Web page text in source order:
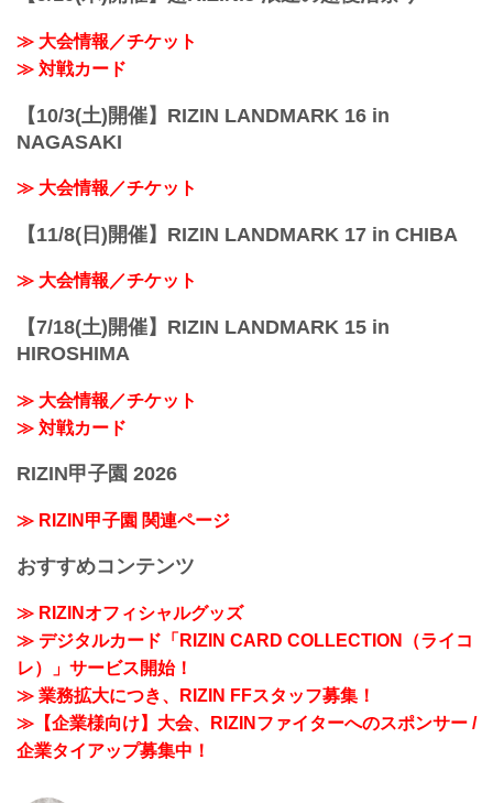
≫ 大会情報／チケット
≫ 対戦カード
【10/3(土)開催】RIZIN LANDMARK 16 in
NAGASAKI
≫ 大会情報／チケット
【11/8(日)開催】RIZIN LANDMARK 17 in CHIBA
≫ 大会情報／チケット
【7/18(土)開催】RIZIN LANDMARK 15 in
HIROSHIMA
≫ 大会情報／チケット
≫ 対戦カード
RIZIN甲子園 2026
≫ RIZIN甲子園 関連ページ
おすすめコンテンツ
≫ RIZINオフィシャルグッズ
≫ デジタルカード「RIZIN CARD COLLECTION（ライコ
レ）」サービス開始！
≫ 業務拡大につき、RIZIN FFスタッフ募集！
≫【企業様向け】大会、RIZINファイターへのスポンサー /
企業タイアップ募集中！